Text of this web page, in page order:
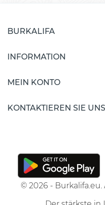
BURKALIFA
INFORMATION
MEIN KONTO
KONTAKTIEREN SIE UNS
© 2026 -